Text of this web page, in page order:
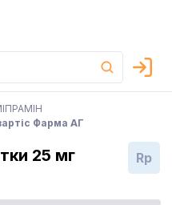
Фарма АГ
25 мг Rp